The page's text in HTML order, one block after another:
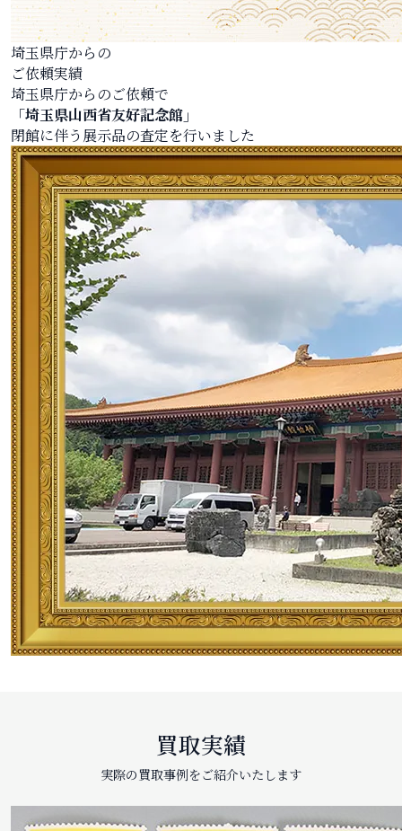
埼玉県庁からの
ご依頼実績
埼玉県庁からのご依頼で
「埼玉県山西省友好記念館」
閉館に伴う展示品の査定を行いました
買取実績
実際の買取事例をご紹介いたします